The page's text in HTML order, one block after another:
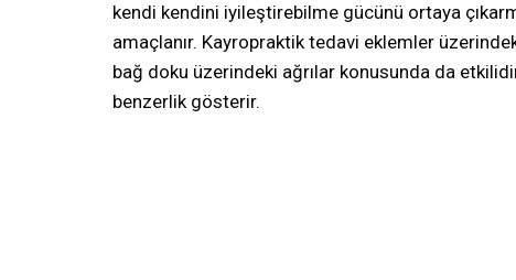
kendi kendini iyileştirebilme gücünü ortaya
amaçlanır. Kayropraktik tedavi eklemler
bağ doku üzerindeki ağrılar konusunda da
benzerlik gösterir.